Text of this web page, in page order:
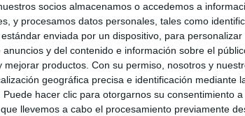
socios almacenamos o accedemos a
y procesamos datos personales, tales como
enviada por un dispositivo, para personalizar
anuncios y del contenido e información sobre el
mejorar productos. Con su permiso, nosotros y
geográfica precisa e identificación mediante
Puede hacer clic para otorgarnos su consentimiento
llevemos a cabo el procesamiento previamente